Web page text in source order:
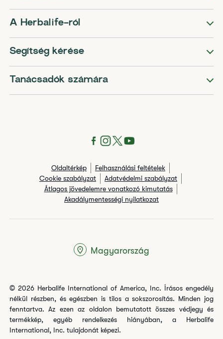
A Herbalife-ról
Segítség kérése
Tanácsadók számára
Oldaltérkép
Felhasználási feltételek
Cookie szabályzat
Adatvédelmi szabályzat
Átlagos jövedelemre vonatkozó kimutatás
Akadálymentességi nyilatkozat
© 2026 Herbalife International of America, Inc. Írásos engedély
nélkül részben, és egészben is tilos a sokszorosítás. Minden jog
fenntartva. Az ezen az oldalon bemutatott összes védjegy és
termékkép, egyéb rendelkezés hiányában, a Herbalife
International, Inc. tulajdonát képezi.
Magyarország